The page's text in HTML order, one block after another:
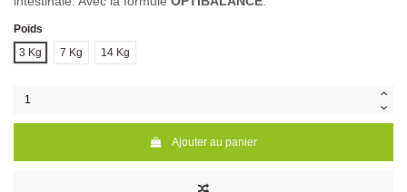
Poids
3 Kg
7 Kg 14 Kg
Ajouter au panier